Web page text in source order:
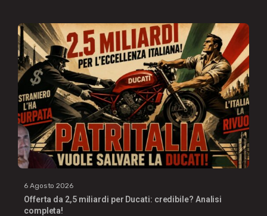
6 Agosto 2026
Offerta da 2,5 miliardi per Ducati: credibile? Analisi
completa!